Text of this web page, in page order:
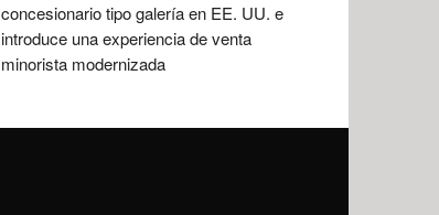
concesionario tipo galería en EE. UU. e
introduce una experiencia de venta
minorista modernizada